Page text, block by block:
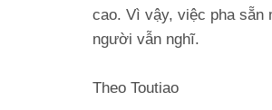
cao. Vì vậy, việc pha sẵn
người vẫn nghĩ.
Theo Toutiao